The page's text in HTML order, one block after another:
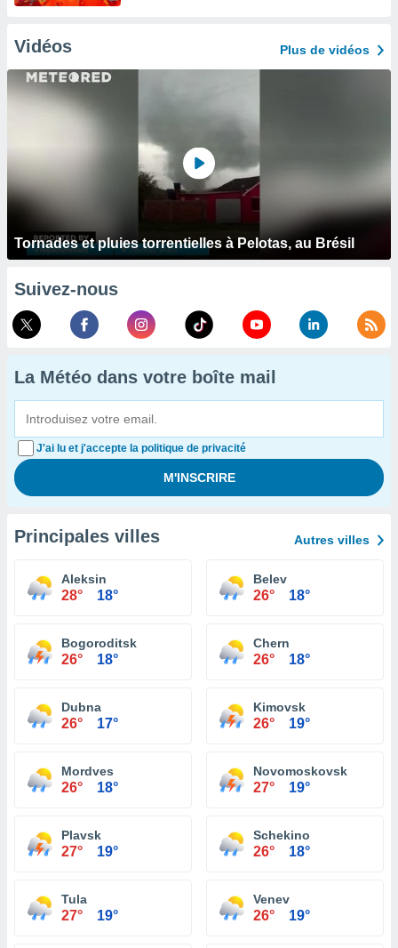
Vidéos Plus de vidéos
Tornades et pluies torrentielles à Pelotas, au Brésil
Suivez-nous
La Météo dans votre boîte mail
J'ai lu et j'accepte la politique de privacité
Principales villes Autres villes
Aleksin
28° 18°
Belev
26° 18°
Bogoroditsk
26° 18°
Chern
26° 18°
Dubna
26° 17°
Kimovsk
26° 19°
Mordves
26° 18°
Novomoskovsk
27° 19°
Plavsk
27° 19°
Schekino
26° 18°
Tula
27° 19°
Venev
26° 19°